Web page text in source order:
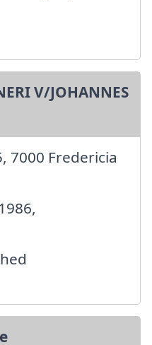
V/JOHANNES
7000 Fredericia